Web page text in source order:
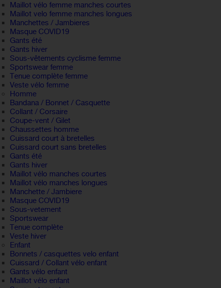
Maillot vélo femme manches courtes
Maillot velo femme manches longues
Manchettes / Jambieres
Masque COVID19
Gants été
Gants hiver
Sous-vêtements cyclisme femme
Sportswear femme
Tenue complète femme
Veste vélo femme
Homme
Bandana / Bonnet / Casquette
Collant / Corsaire
Coupe-vent / Gilet
Chaussettes homme
Cuissard court à bretelles
Cuissard court sans bretelles
Gants été
Gants hiver
Maillot vélo manches courtes
Maillot vélo manches longues
Manchette / Jambiere
Masque COVID19
Sous-vetement
Sportswear
Tenue complète
Veste hiver
Enfant
Bonnets / casquettes velo enfant
Cuissard / Collant vélo enfant
Gants vélo enfant
Maillot vélo enfant